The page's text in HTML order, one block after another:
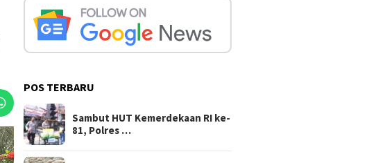
POS TERBARU
Sambut HUT Kemerdekaan RI ke-
81, Polres …